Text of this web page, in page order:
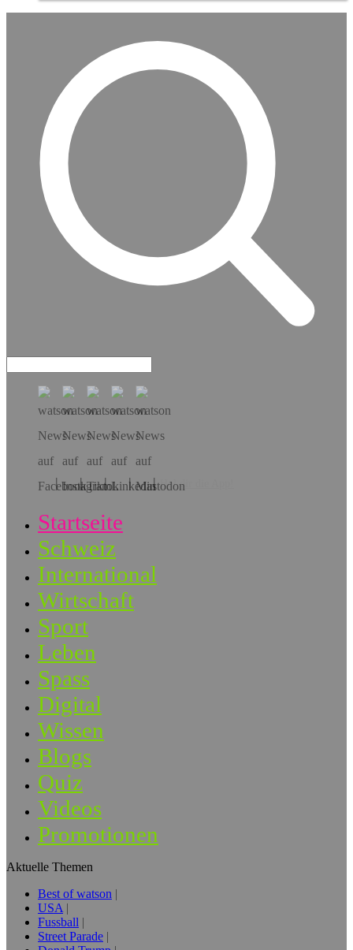
Hol dir die App!
Startseite
Schweiz
International
Wirtschaft
Sport
Leben
Spass
Digital
Wissen
Blogs
Quiz
Videos
Promotionen
Aktuelle Themen
Best of watson
USA
Fussball
Street Parade